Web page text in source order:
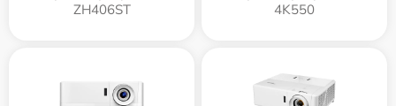
ZH406ST
4K550